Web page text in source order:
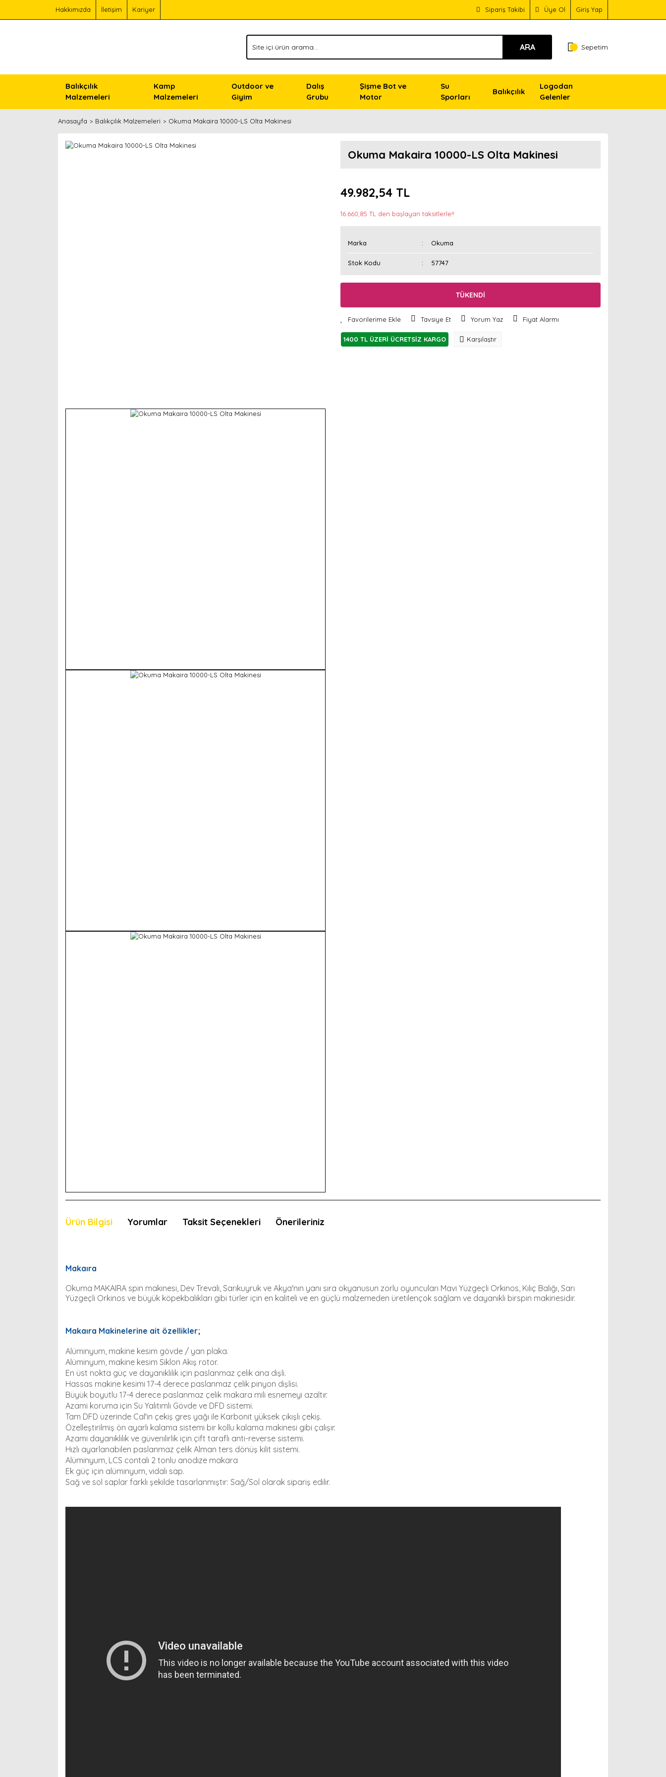
Hakkımızda İletişim Kariyer Sipariş Takibi Üye Ol Giriş Yap
ARA Sepetim
Balıkçılık
Malzemeleri
Kamp
Malzemeleri
Outdoor ve
Giyim
Dalış
Grubu
Şişme Bot ve
Motor
Su
Sporları
Balıkçılık
Logodan
Gelenler
Anasayfa Balıkçılık Malzemeleri Okuma Makaira 10000-LS Olta Makinesi
Okuma Makaira 10000-LS Olta Makinesi
49.982,54 TL
16.660,85 TL den başlayan taksitlerle!!
Marka Okuma
Stok Kodu 57747
TÜKENDİ
Tavsiye Et Yorum Yaz Fiyat Alarmı
1400 TL ÜZERİ ÜCRETSİZ KARGO Karşılaştır
Ürün Bilgisi Yorumlar Taksit Seçenekleri Önerileriniz
Makaıra
Okuma MAKAIRA spin makinesi, Dev Trevali, Sarıkuyruk ve Akya'nın yanı sıra okyanusun zorlu oyuncuları Mavi Yüzgeçli Orkinos, Kılıç Balığı, Sarı
Yüzgeçli Orkinos ve büyük köpekbalıkları gibi türler için en kaliteli ve en güçlü malzemeden üretilençok sağlam ve dayanıklı birspin makinesidir.
Makaıra Makinelerine ait özellikler;
Alüminyum, makine kesim gövde / yan plaka.
Alüminyum, makine kesim Siklon Akış rotor.
En üst nokta güç ve dayanıklılık için paslanmaz çelik ana dişli.
Hassas makine kesimi 17-4 derece paslanmaz çelik pinyon dişlisi.
Büyük boyutlu 17-4 derece paslanmaz çelik makara mili esnemeyi azaltır.
Azami koruma için Su Yalıtımlı Gövde ve DFD sistemi.
Tam DFD üzerinde Cal'in çekiş gres yağı ile Karbonit yüksek çıkışlı çekiş.
Özelleştirilmiş ön ayarlı kalama sistemi bir kollu kalama makinesi gibi çalışır.
Azami dayanıklılık ve güvenilirlik için çift taraflı anti-reverse sistemi.
Hızlı ayarlanabilen paslanmaz çelik Alman ters dönüş kilit sistemi.
Alüminyum, LCS contalı 2 tonlu anodize makara
Ek güç için alüminyum, vidalı sap.
Sağ ve sol saplar farklı şekilde tasarlanmıştır: Sağ/Sol olarak sipariş edilir.